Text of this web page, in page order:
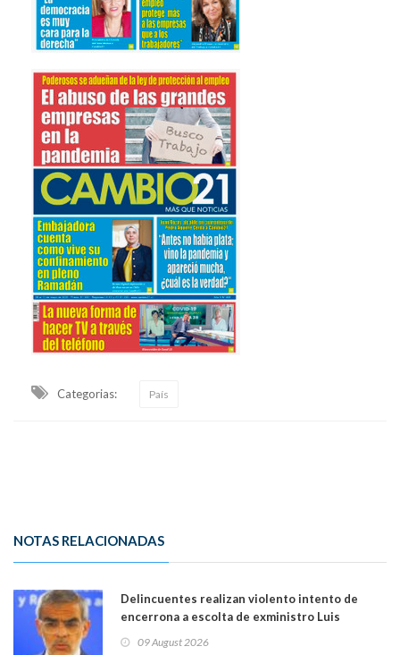
Categorias: País
NOTAS RELACIONADAS
Delincuentes realizan violento intento de
encerrona a escolta de exministro Luis
09 August 2026